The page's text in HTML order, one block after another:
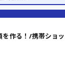
作る！/携帯ショ